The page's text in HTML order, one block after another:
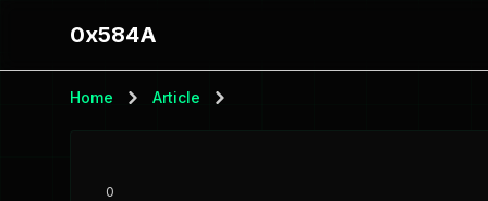
0x584A
Home Article
0